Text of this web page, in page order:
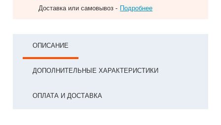
Доставка или самовывоз - Подробнее
ОПИСАНИЕ
ДОПОЛНИТЕЛЬНЫЕ ХАРАКТЕРИСТИКИ
ОПЛАТА И ДОСТАВКА